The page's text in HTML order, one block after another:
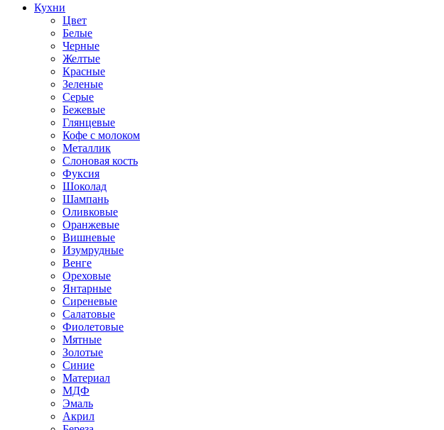
Кухни
Цвет
Белые
Черные
Желтые
Красные
Зеленые
Серые
Бежевые
Глянцевые
Кофе с молоком
Металлик
Слоновая кость
Фуксия
Шоколад
Шампань
Оливковые
Оранжевые
Вишневые
Изумрудные
Венге
Ореховые
Янтарные
Сиреневые
Салатовые
Фиолетовые
Мятные
Золотые
Синие
Материал
МДФ
Эмаль
Акрил